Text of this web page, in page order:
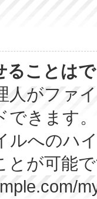
ることは
人がファ
できます
ルへのハ
とが可能